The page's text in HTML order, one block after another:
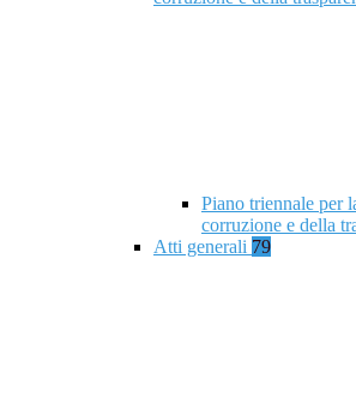
Piano triennale per
corruzione e della
Atti generali 79